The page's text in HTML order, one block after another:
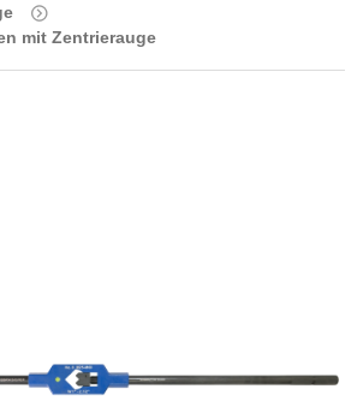
mit Zentrierauge